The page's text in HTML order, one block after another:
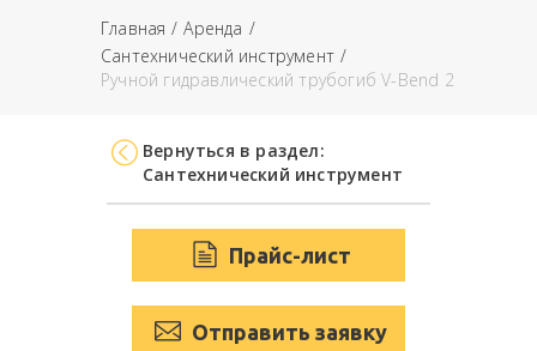
Главная
Аренда
Сантехнический инструмент
Ручной гидравлический трубогиб V-Bend 2
Вернуться в раздел:
Сантехнический инструмент
Прайс-лист
Отправить заявку